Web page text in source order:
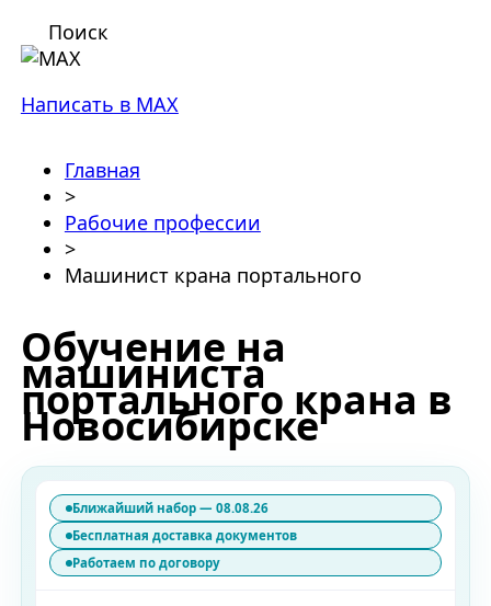
Поиск
Написать в MAX
Главная
>
Рабочие профессии
>
Машинист крана портального
Обучение на
машиниста
портального крана в
Новосибирске
Ближайший набор — 08.08.26
Бесплатная доставка документов
Работаем по договору